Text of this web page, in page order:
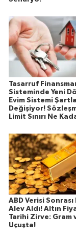
Tasarruf
Sisteminde Yeni
Evim Sistemi
Değişiyor!
Limit Sınırı Ne
ABD Verisi
Alev Aldı! Altın
Tarihi Zirve: Gram
Uçuşta!